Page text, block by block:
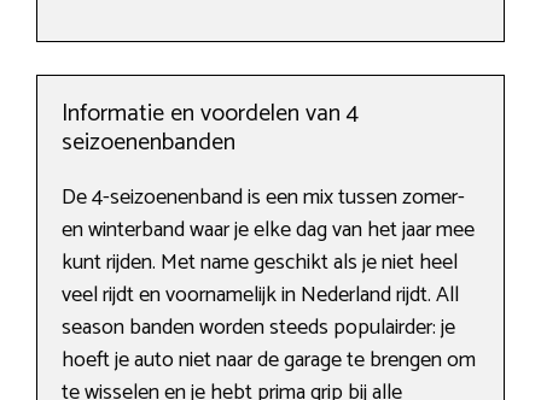
Informatie en voordelen van 4
seizoenenbanden
De 4-seizoenenband is een mix tussen zomer-
en winterband waar je elke dag van het jaar mee
kunt rijden. Met name geschikt als je niet heel
veel rijdt en voornamelijk in Nederland rijdt. All
season banden worden steeds populairder: je
hoeft je auto niet naar de garage te brengen om